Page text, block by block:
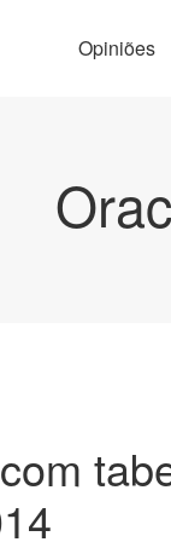
Opiniões